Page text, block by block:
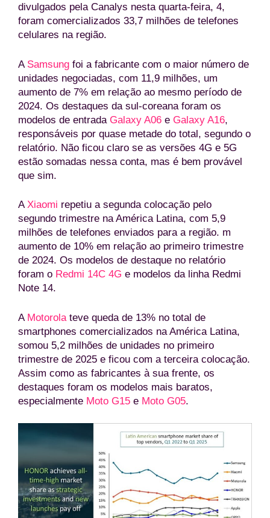
divulgados pela Canalys nesta quarta-feira, 4,
foram comercializados 33,7 milhões de telefones
celulares na região.
A Samsung foi a fabricante com o maior número de
unidades negociadas, com 11,9 milhões, um
aumento de 7% em relação ao mesmo período de
2024. Os destaques da sul-coreana foram os
modelos de entrada Galaxy A06 e Galaxy A16,
responsáveis por quase metade do total, segundo o
relatório. Não ficou claro se as versões 4G e 5G
estão somadas nessa conta, mas é bem provável
que sim.
AXiaomi repetiu a segunda colocação pelo
segundo trimestre na América Latina, com 5,9
milhões de telefones enviados para a região. m
aumento de 10% em relação ao primeiro trimestre
de 2024. Os modelos de destaque no relatório
foram o Redmi 14C 4G e modelos da linha Redmi
Note 14.
A Motorolateve queda de 13% no total de
smartphones comercializados na América Latina,
somou 5,2 milhões de unidades no primeiro
trimestre de 2025 e ficou com a terceira colocação.
Assim como as fabricantes à sua frente, os
destaques foram os modelos mais baratos,
especialmente Moto G15 e Moto G05.